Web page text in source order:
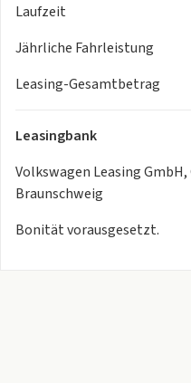
Laufzeit
Jährliche Fahrleistung
Leasing-Gesamtbetrag
Leasingbank
Volkswagen Leasing
Braunschweig
Bonität vorausgesetzt.